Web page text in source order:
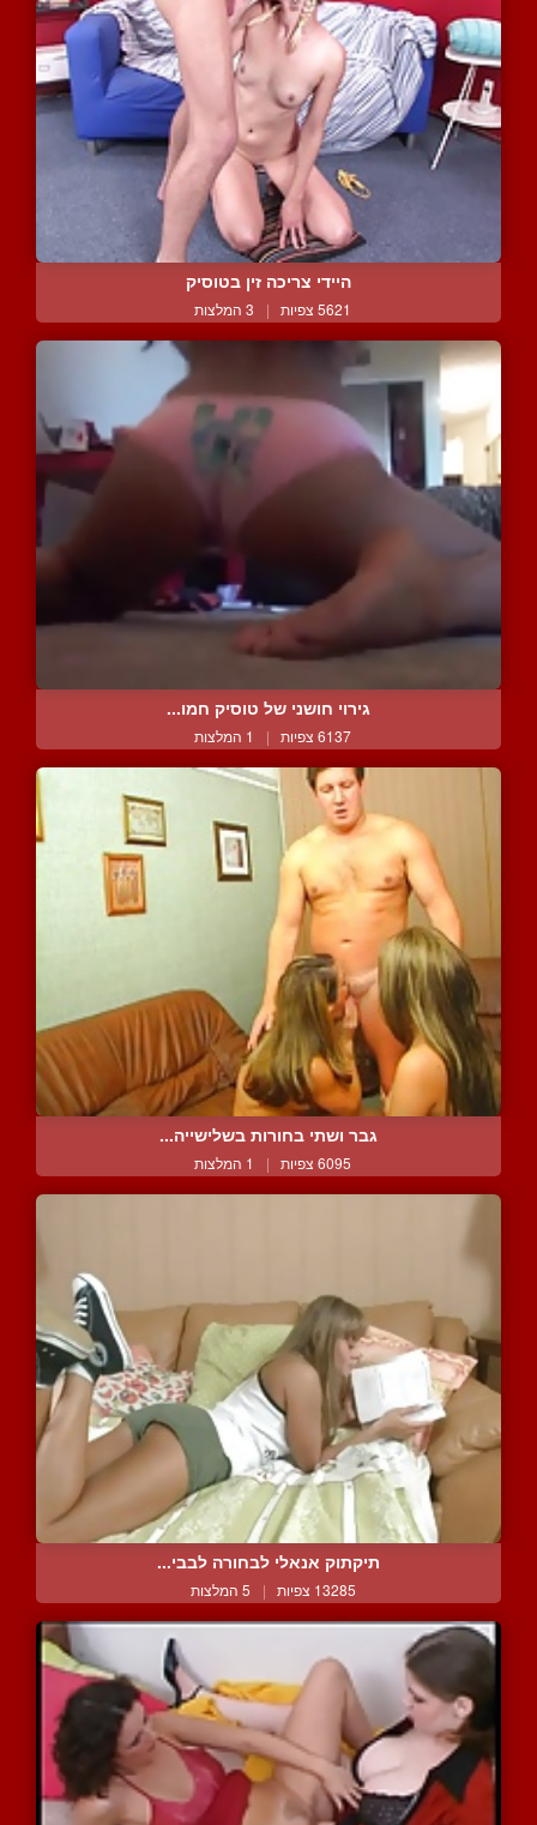
היידי צריכה זין בטוסיק
5621 צפיות | 3 המלצות
גירוי חושני של טוסיק חמו...
6137 צפיות | 1 המלצות
גבר ושתי בחורות בשלישייה...
6095 צפיות | 1 המלצות
תיקתוק אנאלי לבחורה לבבי...
13285 צפיות | 5 המלצות